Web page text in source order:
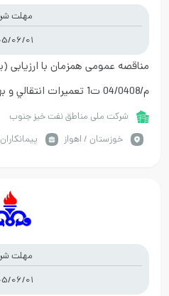
مهلت
06/01
مناقصه عمومی همزمان با ارزیابی
واقع در شهرک نفت مرحله دوم سال 1404
شرکت ملی مناطق نفت خیز جنوب
خوزستان / اهواز
مهلت
06/01